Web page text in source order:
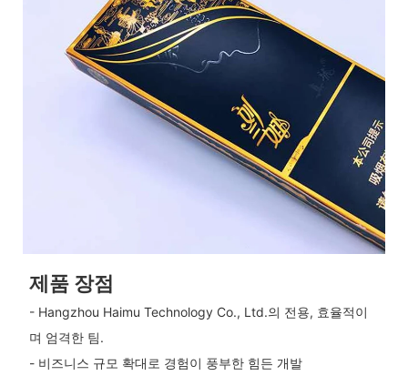
제품 장점
- Hangzhou Haimu Technology Co., Ltd.의 전용, 효율적이
며 엄격한 팀.
- 비즈니스 규모 확대로 경험이 풍부한 힘든 개발